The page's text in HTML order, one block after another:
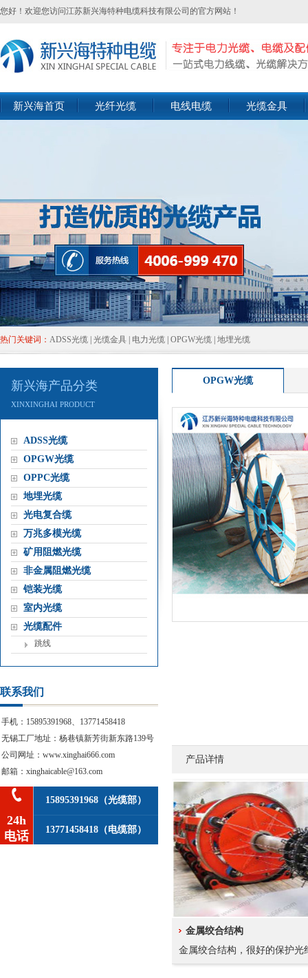
您好！欢迎您访问江苏新兴海特种电缆科技有限公司的官方网站！
新兴海首页 光纤光缆 电线电缆 光缆金具
热门关键词： ADSS光缆 光缆金具 电力光缆 OPGW光缆 地埋光缆
新兴海产品分类
XINXINGHAIPRODUCT
ADSS光缆
OPGW光缆
OPPC光缆
地埋光缆
光电复合缆
万兆多模光缆
矿用阻燃光缆
非金属阻燃光缆
铠装光缆
室内光缆
光缆配件
跳线
联系我们
手机：15895391968、13771458418
无锡工厂地址：杨巷镇新芳街新东路139号
公司网址：www.xinghai666.com
邮箱：xinghaicable@163.com
24h
电话
15895391968（光缆部）
13771458418（电缆部）
OPGW光缆
产品详情
金属绞合结构
金属绞合结构，很好的保护